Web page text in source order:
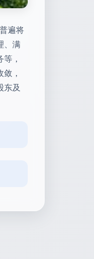
遍将
、满
，
，
东及